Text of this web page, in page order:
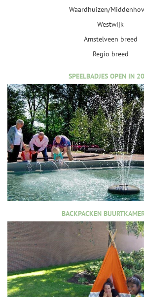
Waardhuizen/
Westwijk
Amstelveen breed
Regio breed
SPEELBADJES OPEN IN
BACKPACKEN